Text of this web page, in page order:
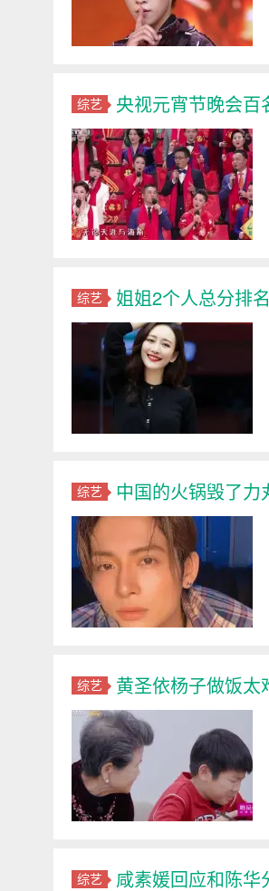
综艺 央视元宵节晚会
综艺 姐姐2个人总分排
综艺 中国的火锅毁了
综艺 黄圣依杨子做饭
综艺 咸素媛回应和陈华